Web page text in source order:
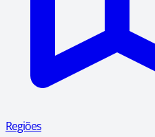
Regiões